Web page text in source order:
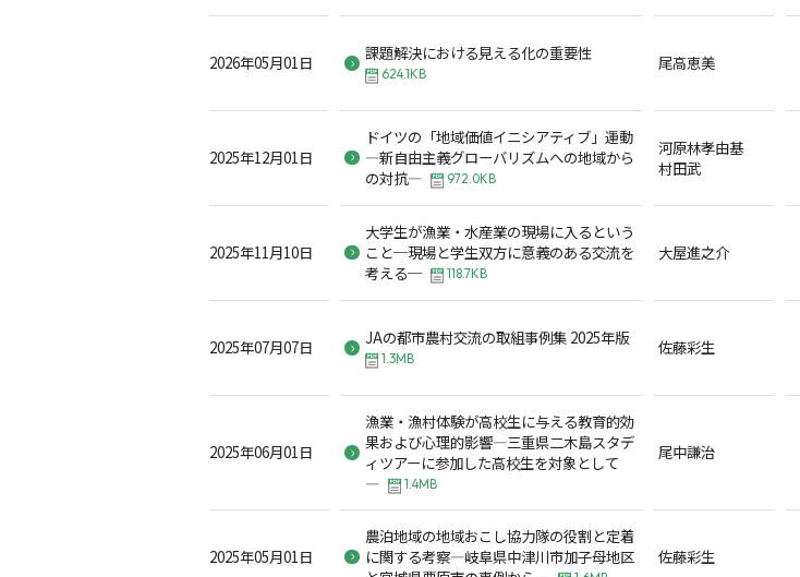
2026年05月01日 課題解決における見える化の重要性
624.1KB
尾高恵美
2025年12月01日
ドイツの「地域価値イニシアティブ」運動
―新自由主義グローバリズムへの地域から
の対抗―
972.0KB
河原林孝由基
村田武
2025年11月10日
大学生が漁業・水産業の現場に入るという
こと─現場と学生双方に意義のある交流を
考える─
118.7KB
大屋進之介
2025年07月07日 JAの都市農村交流の取組事例集 2025年版
1.3MB
佐藤彩生
2025年06月01日
漁業・漁村体験が高校生に与える教育的効
果および心理的影響―三重県二木島スタデ
ィツアーに参加した高校生を対象として
―
1.4MB
尾中謙治
2025年05月01日
農泊地域の地域おこし協力隊の役割と定着
に関する考察―岐阜県中津川市加子母地区
佐藤彩生